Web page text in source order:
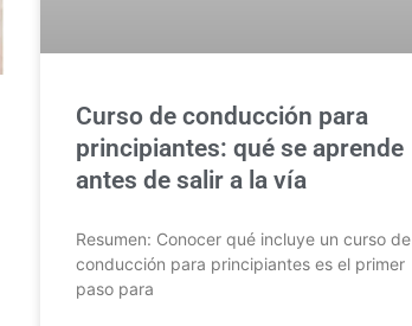
Curso de conducción para
principiantes: qué se aprende
antes de salir a la vía
Resumen: Conocer qué incluye un curso de
conducción para principiantes es el primer
paso para